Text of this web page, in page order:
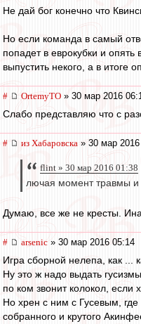
Не дай бог конечно что
Но если команда в самый
попадет в еврокубки и
выпустить некого, а в итоге
# OrtemyTO » 30 мар 2016
Слабо представляю что с
# из Хабаровска » 30 мар
flint » 30 мар 2016 01:38
лючая момент травмы и
Думаю, все же не кресты.
# arsenic » 30 мар 2016 05:14
Игра сборной нелепа, как ...
Ну это ж надо выдать
по ком звонит колокол,
Но хрен с ним с Гусевым,
собранного и крутого